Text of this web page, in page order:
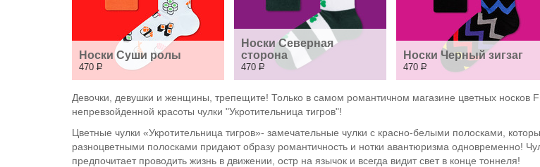
Носки Суши ролы
470 Р
Носки Северная
сторона
470 Р
Носки Черный зигзаг
470 Р
Девочки, девушки и женщины, трепещите! Только в самом романтичном магазине цветных носков
непревзойденной красоты чулки "Укротительница тигров"!
Цветные чулки «Укротительница тигров»- замечательные чулки с красно-белыми полосками,
разноцветными полосками придают образу романтичность и нотки авантюризма одновременно!
предпочитает проводить жизнь в движении, остр на язычок и всегда видит свет в конце тоннеля!